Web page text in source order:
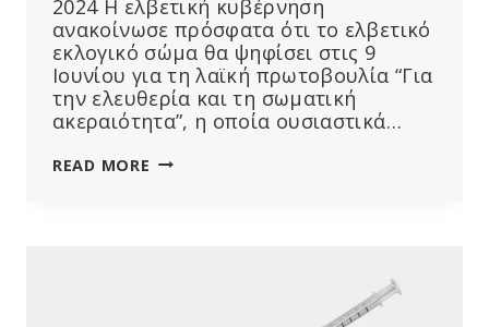
2024 Η ελβετική κυβέρνηση
ανακοίνωσε πρόσφατα ότι το ελβετικό
εκλογικό σώμα θα ψηφίσει στις 9
Ιουνίου για τη λαϊκή πρωτοβουλία “Για
την ελευθερία και τη σωματική
ακεραιότητα”, η οποία ουσιαστικά…
READ MORE ΟΙ